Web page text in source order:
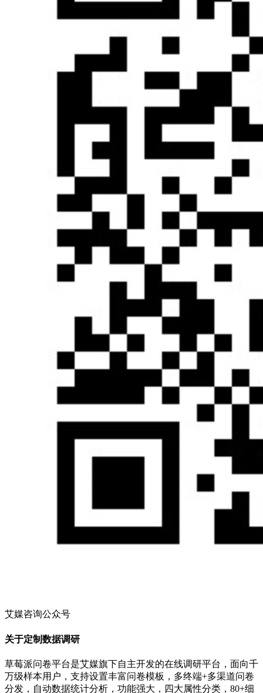
艾媒咨询公众号
关于定制数据调研
草莓派问卷平台是艾媒旗下自主开发的在线调研平台，面向千
万级样本用户，支持设置丰富问卷模板，多终端+多渠道问卷
分发，自动数据统计分析，功能强大，四大属性分类，80+细